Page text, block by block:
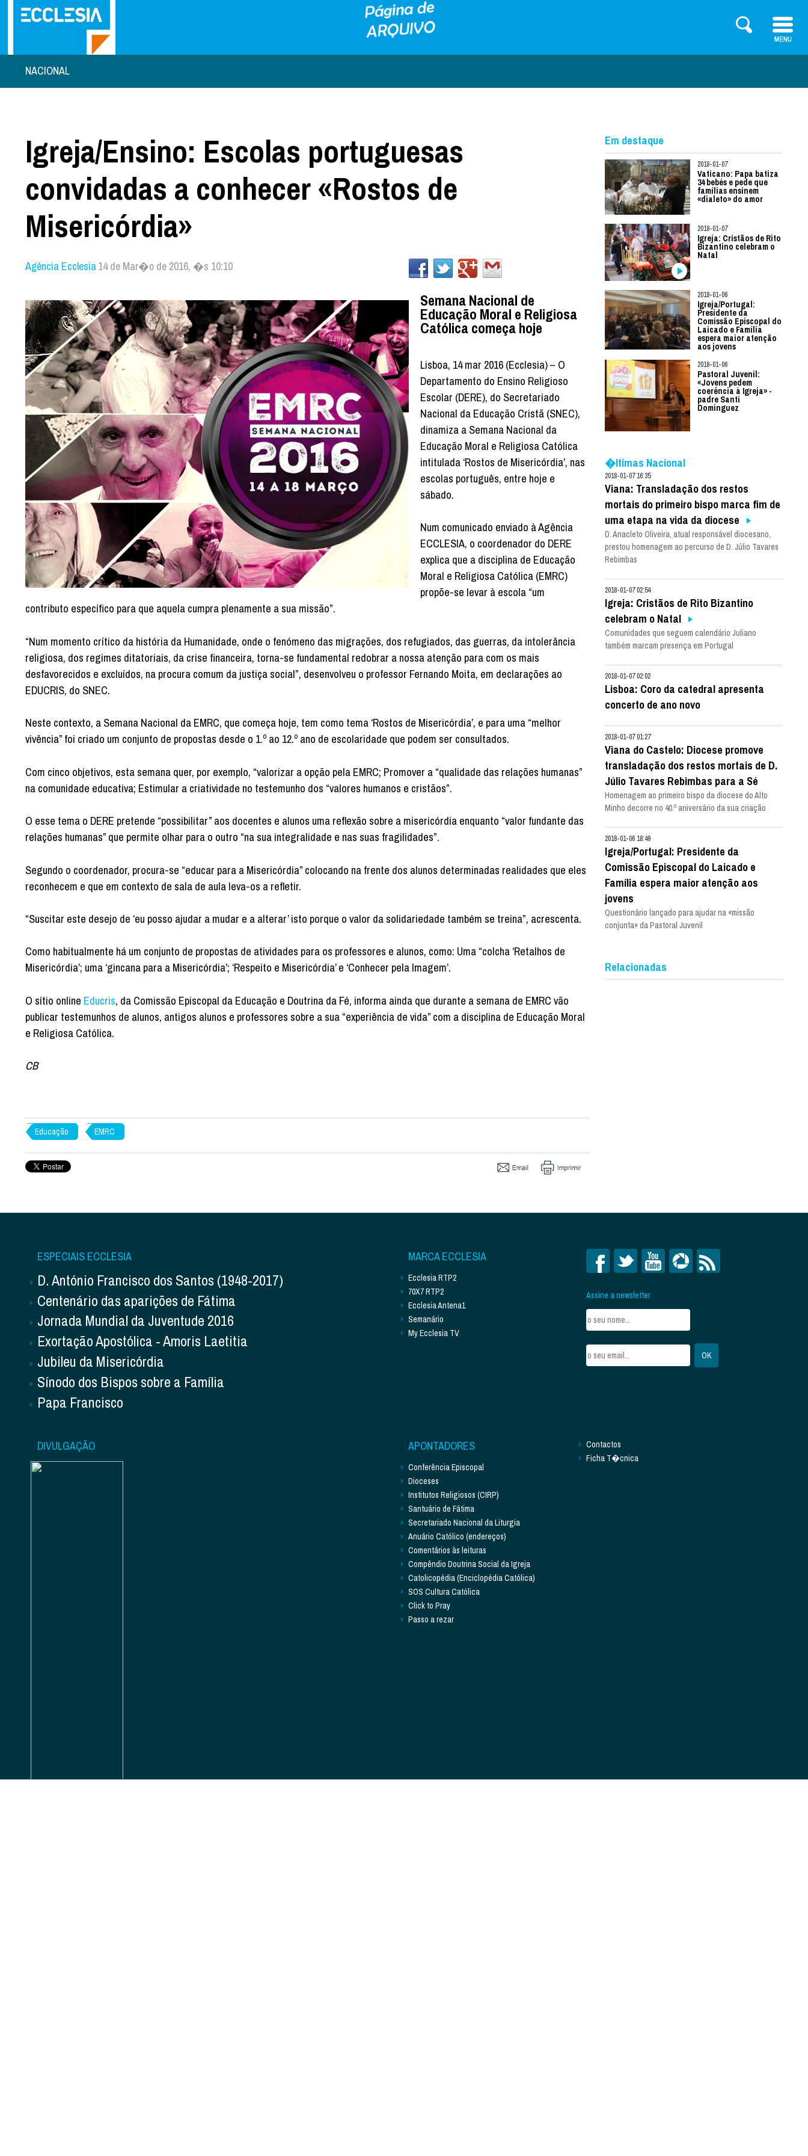
NACIONAL
Igreja/Ensino: Escolas portuguesas
convidadas a conhecer «Rostos de
Misericórdia»
Agência Ecclesia14 de Mar�o de 2016, �s 10:10
Semana Nacional de
Educação Moral e Religiosa
Católica começa hoje
Lisboa, 14 mar 2016 (Ecclesia) – O
Departamento do Ensino Religioso
Escolar (DERE), do Secretariado
Nacional da Educação Cristã (SNEC),
dinamiza a Semana Nacional da
Educação Moral e Religiosa Católica
intitulada ‘Rostos de Misericórdia’, nas
escolas português, entre hoje e
sábado.
Num comunicado enviado à Agência
ECCLESIA, o coordenador do DERE
explica que a disciplina de Educação
Moral e Religiosa Católica (EMRC)
propõe-se levar à escola “um
contributo específico para que aquela cumpra plenamente a sua missão”.
“Num momento crítico da história da Humanidade, onde o fenómeno das migrações, dos refugiados, das guerras, da intolerância
religiosa, dos regimes ditatoriais, da crise financeira, torna-se fundamental redobrar a nossa atenção para com os mais
desfavorecidos e excluídos, na procura comum da justiça social”, desenvolveu o professor Fernando Moita, em declarações ao
EDUCRIS, do SNEC.
Neste contexto, a Semana Nacional da EMRC, que começa hoje, tem como tema ‘Rostos de Misericórdia’, e para uma “melhor
vivência” foi criado um conjunto de propostas desde o 1.º ao 12.º ano de escolaridade que podem ser consultados.
Com cinco objetivos, esta semana quer, por exemplo, “valorizar a opção pela EMRC; Promover a “qualidade das relações humanas”
na comunidade educativa; Estimular a criatividade no testemunho dos “valores humanos e cristãos”.
O esse tema o DERE pretende “possibilitar” aos docentes e alunos uma reflexão sobre a misericórdia enquanto “valor fundante das
relações humanas” que permite olhar para o outro “na sua integralidade e nas suas fragilidades”.
Segundo o coordenador, procura-se “educar para a Misericórdia” colocando na frente dos alunos determinadas realidades que eles
reconhecem e que em contexto de sala de aula leva-os a refletir.
“Suscitar este desejo de ‘eu posso ajudar a mudar e a alterar’ isto porque o valor da solidariedade também se treina”, acrescenta.
Como habitualmente há um conjunto de propostas de atividades para os professores e alunos, como: Uma “colcha ‘Retalhos de
Misericórdia’; uma ‘gincana para a Misericórdia’; ‘Respeito e Misericórdia’ e ‘Conhecer pela Imagem’.
O sítio online Educris, da Comissão Episcopal da Educação e Doutrina da Fé, informa ainda que durante a semana de EMRC vão
publicar testemunhos de alunos, antigos alunos e professores sobre a sua “experiência de vida” com a disciplina de Educação Moral
e Religiosa Católica.
CB
Educação EMRC
Em destaque
2018-01-07
Vaticano: Papa batiza
34 bebés e pede que
famílias ensinem
«dialeto» do amor
2018-01-07
Igreja: Cristãos de Rito
Bizantino celebram o
Natal
2018-01-06
Igreja/Portugal:
Presidente da
Comissão Episcopal do
Laicado e Família
espera maior atenção
aos jovens
2018-01-06
Pastoral Juvenil:
«Jovens pedem
coerência à Igreja» -
padre Santi
Dominguez
�ltimas Nacional
2018-01-07 16:35
Viana: Transladação dos restos
mortais do primeiro bispo marca fim de
uma etapa na vida da diocese
D. Anacleto Oliveira, atual responsável diocesano,
prestou homenagem ao percurso de D. Júlio Tavares
Rebimbas
2018-01-07 02:54
Igreja: Cristãos de Rito Bizantino
celebram o Natal
Comunidades que seguem calendário Juliano
também marcam presença em Portugal
2018-01-07 02:02
Lisboa: Coro da catedral apresenta
concerto de ano novo
2018-01-07 01:27
Viana do Castelo: Diocese promove
transladação dos restos mortais de D.
Júlio Tavares Rebimbas para a Sé
Homenagem ao primeiro bispo da diocese do Alto
Minho decorre no 40.º aniversário da sua criação
2018-01-06 18:49
Igreja/Portugal: Presidente da
Comissão Episcopal do Laicado e
Família espera maior atenção aos
jovens
Questionário lançado para ajudar na «missão
conjunta» da Pastoral Juvenil
Relacionadas
ESPECIAIS ECCLESIA
D. António Francisco dos Santos (1948-2017)
Centenário das aparições de Fátima
Jornada Mundial da Juventude 2016
Exortação Apostólica - Amoris Laetitia
Jubileu da Misericórdia
Sínodo dos Bispos sobre a Família
Papa Francisco
MARCA ECCLESIA
Ecclesia RTP2
70X7 RTP2
Ecclesia Antena1
Semanário
My Ecclesia TV
Assine a newsletter
DIVULGAÇÃO APONTADORES
Conferência Episcopal
Dioceses
Institutos Religiosos (CIRP)
Santuário de Fátima
Secretariado Nacional da Liturgia
Anuário Católico (endereços)
Comentários às leituras
Compêndio Doutrina Social da Igreja
Catolicopédia (Enciclopédia Católica)
SOS Cultura Católica
Click to Pray
Passo a rezar
Contactos
Ficha T�cnica